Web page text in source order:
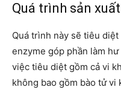
Quá trình sản
Quá trình này sẽ tiêu
enzyme góp phần làm
việc tiêu diệt gồm cả vi
không bao gồm bào tử vi